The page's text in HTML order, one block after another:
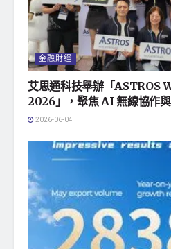
金融財經
艾思通科技舉辦「
2026」，聚焦 AI 無線協作
2026-06-04